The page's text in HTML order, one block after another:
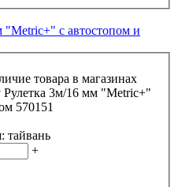
"Metric+" с автостопом и
товара в магазинах
Рулетка 3м/16 мм "Metric+"
с автостопом и магнитом 570151
тайвань
+